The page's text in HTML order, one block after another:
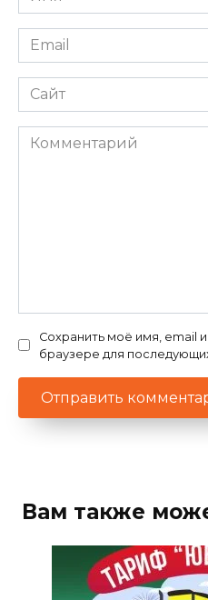
*
Email
*
Сайт
Комментарий
Сохранить моё имя, email
браузере для
Вам также